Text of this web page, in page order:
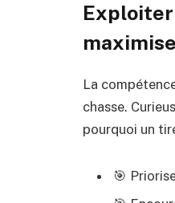
La
chasse.
pourquoi un
🎯